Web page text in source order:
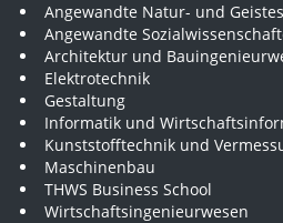
Angewandte Natur- und
Angewandte
Architektur und
Elektrotechnik
Gestaltung
Informatik und
Kunststofftechnik und
Maschinenbau
THWS Business School
Wirtschaftsingenieurwesen